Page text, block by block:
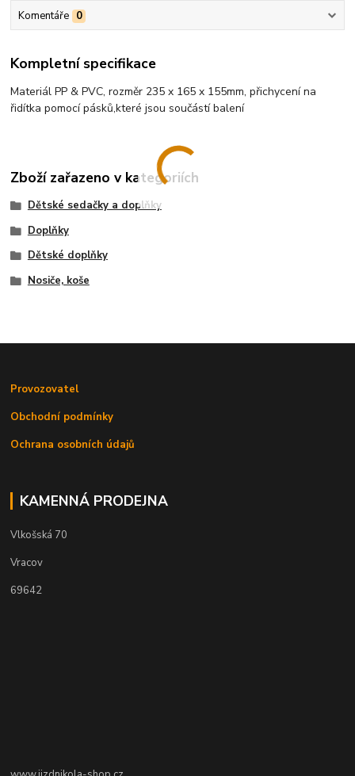
Komentáře 0
Kompletní specifikace
Materiál PP & PVC, rozměr 235 x 165 x 155mm, přichycení na
řidítka pomocí pásků,které jsou součástí balení
Zboží zařazeno v kategoriích
Dětské sedačky a doplňky
Doplňky
Dětské doplňky
Nosiče, koše
Provozovatel
Obchodní podmínky
Ochrana osobních údajů
KAMENNÁ PRODEJNA
Vlkošská 70
Vracov
69642